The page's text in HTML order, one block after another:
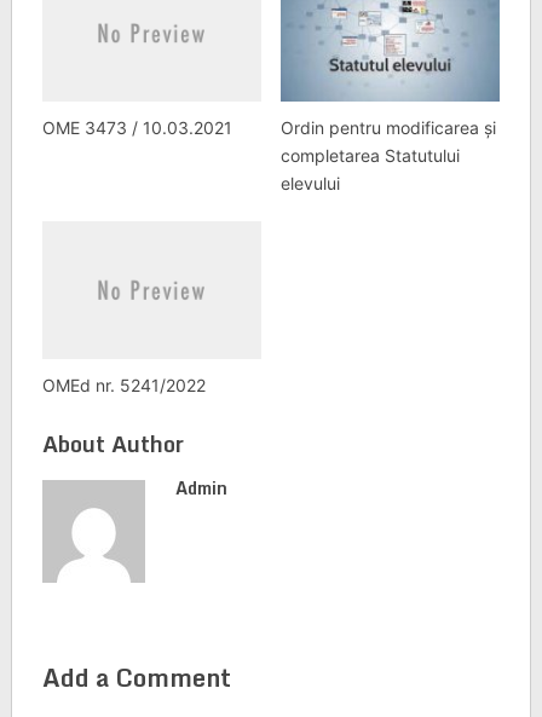
OME 3473 / 10.03.2021
Ordin pentru modificarea și
completarea Statutului
elevului
OMEd nr. 5241/2022
About Author
Admin
Add a Comment